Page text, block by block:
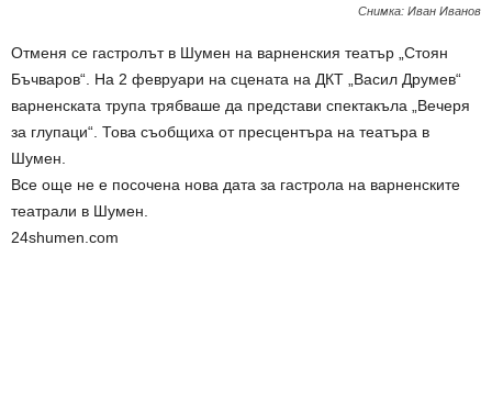
Снимка: Иван Иванов
Отменя се гастролът в Шумен на варненския театър „Стоян
Бъчваров“. На 2 февруари на сцената на ДКТ „Васил Друмев“
варненската трупа трябваше да представи спектакъла „Вечеря
за глупаци“. Това съобщиха от пресцентъра на театъра в
Шумен.
Все още не е посочена нова дата за гастрола на варненските
театрали в Шумен.
24shumen.com